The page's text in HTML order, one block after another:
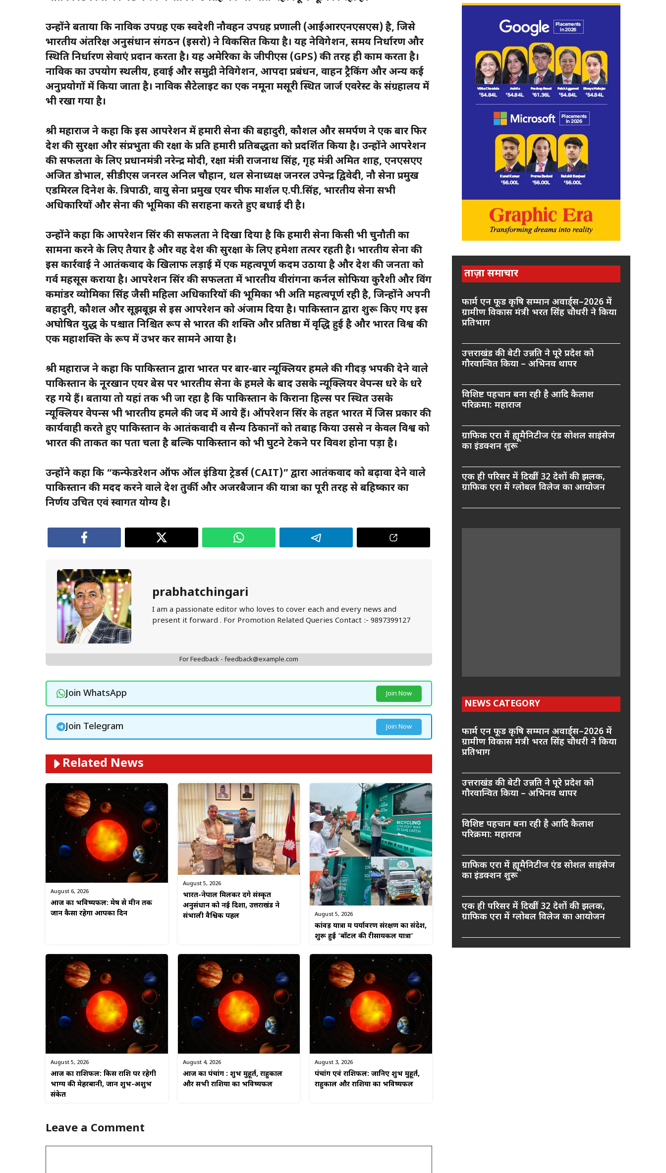
उन्होंने बताया कि नाविक उपग्रह एक स्वदेशी नौवहन उपग्रह प्रणाली (आईआरएनएसएस) है, जिसे
भारतीय अंतरिक्ष अनुसंधान संगठन (इसरो) ने विकसित किया है। यह नेविगेशन, समय निर्धारण और
स्थिति निर्धारण सेवाएं प्रदान करता है। यह अमेरिका के जीपीएस (GPS) की तरह ही काम करता है।
नाविक का उपयोग स्थलीय, हवाई और समुद्री नेविगेशन, आपदा प्रबंधन, वाहन ट्रैकिंग और अन्य कई
अनुप्रयोगों में किया जाता है। नाविक सैटेलाइट का एक नमूना मसूरी स्थित जार्ज एवरेस्ट के संग्रहालय में
भी रखा गया है।
श्री महाराज ने कहा कि इस आपरेशन में हमारी सेना की बहादुरी, कौशल और समर्पण ने एक बार फिर
देश की सुरक्षा और संप्रभुता की रक्षा के प्रति हमारी प्रतिबद्धता को प्रदर्शित किया है। उन्होंने आपरेशन
की सफलता के लिए प्रधानमंत्री नरेन्द्र मोदी, रक्षा मंत्री राजनाथ सिंह, गृह मंत्री अमित शाह, एनएसएए
अजित डोभाल, सीडीएस जनरल अनिल चौहान, थल सेनाध्यक्ष जनरल उपेन्द्र द्विवेदी, नौ सेना प्रमुख
एडमिरल दिनेश के. त्रिपाठी, वायु सेना प्रमुख एयर चीफ मार्शल ए.पी.सिंह, भारतीय सेना सभी
अधिकारियों और सेना की भूमिका की सराहना करते हुए बधाई दी है।
उन्होंने कहा कि आपरेशन सिंदूर की सफलता ने दिखा दिया है कि हमारी सेना किसी भी चुनौती का
सामना करने के लिए तैयार है और वह देश की सुरक्षा के लिए हमेशा तत्पर रहती है। भारतीय सेना की
इस कार्रवाई ने आतंकवाद के खिलाफ लड़ाई में एक महत्वपूर्ण कदम उठाया है और देश की जनता को
गर्व महसूस कराया है। आपरेशन सिंदूर की सफलता में भारतीय वीरांगना कर्नल सोफिया कुरैशी और विंग
कमांडर व्योमिका सिंह जैसी महिला अधिकारियों की भूमिका भी अति महत्वपूर्ण रही है, जिन्होंने अपनी
बहादुरी, कौशल और सूझबूझ से इस आपरेशन को अंजाम दिया है। पाकिस्तान द्वारा शुरू किए गए इस
अघोषित युद्ध के पश्चात निश्चित रूप से भारत की शक्ति और प्रतिष्ठा में वृद्धि हुई है और भारत विश्व की
एक महाशक्ति के रूप में उभर कर सामने आया है।
श्री महाराज ने कहा कि पाकिस्तान द्वारा भारत पर बार-बार न्यूक्लियर हमले की गीदड़ भपकी देने वाले
पाकिस्तान के नूरखान एयर बेस पर भारतीय सेना के हमले के बाद उसके न्यूक्लियर वेपन्स धरे के धरे
रह गये हैं। बताया तो यहां तक भी जा रहा है कि पाकिस्तान के किराना हिल्स पर स्थित उसके
न्यूक्लियर वेपन्स भी भारतीय हमले की जद में आये हैं। ऑपरेशन सिंदूर के तहत भारत में जिस प्रकार की
कार्यवाही करते हुए पाकिस्तान के आतंकवादी व सैन्य ठिकानों को तबाह किया उससे न केवल विश्व को
भारत की ताकत का पता चला है बल्कि पाकिस्तान को भी घुटने टेकने पर विवश होना पड़ा है।
उन्होंने कहा कि “कन्फेडरेशन ऑफ ऑल इंडिया ट्रेडर्स (CAIT)” द्वारा आतंकवाद को बढ़ावा देने वाले
पाकिस्तान की मदद करने वाले देश तुर्की और अजरबैजान की यात्रा का पूरी तरह से बहिष्कार का
निर्णय उचित एवं स्वागत योग्य है।
prabhatchingari
I am a passionate editor who loves to cover each and every news and
present it forward . For Promotion Related Queries Contact :- 9897399127
For Feedback - feedback@example.com
Join WhatsApp Join Now
Join Telegram Join Now
Related News
August 6, 2026
आज का भविष्यफल: मेष से मीन तक
जानें कैसा रहेगा आपका दिन
August 5, 2026
भारत-नेपाल मिलकर देंगे संस्कृत
अनुसंधान को नई दिशा, उत्तराखंड ने
संभाली वैश्विक पहल
August 5, 2026
कांवड़ यात्रा में पर्यावरण संरक्षण का संदेश,
शुरू हुई ‘बॉटल की रीसायकल यात्रा’
August 5, 2026
आज का राशिफल: किस राशि पर रहेगी
भाग्य की मेहरबानी, जानें शुभ-अशुभ
संकेत
August 4, 2026
आज का पंचांग : शुभ मुहूर्त, राहुकाल
और सभी राशियों का भविष्यफल
August 3, 2026
पंचांग एवं राशिफल: जानिए शुभ मुहूर्त,
राहुकाल और राशियों का भविष्यफल
Leave a Comment
ताज़ा समाचार
फार्म एन फूड कृषि सम्मान अवार्ड्स–2026 में
ग्रामीण विकास मंत्री भरत सिंह चौधरी ने किया
प्रतिभाग
उत्तराखंड की बेटी उन्नति ने पूरे प्रदेश को
गौरवान्वित किया – अभिनव थापर
विशिष्ट पहचान बना रही है आदि कैलाश
परिक्रमा: महाराज
ग्राफिक एरा में ह्यूमैनिटीज एंड सोशल साइंसेज
का इंडक्शन शुरू
एक ही परिसर में दिखीं 32 देशों की झलक,
ग्राफिक एरा में ग्लोबल विलेज का आयोजन
NEWS CATEGORY
फार्म एन फूड कृषि सम्मान अवार्ड्स–2026 में
ग्रामीण विकास मंत्री भरत सिंह चौधरी ने किया
प्रतिभाग
उत्तराखंड की बेटी उन्नति ने पूरे प्रदेश को
गौरवान्वित किया – अभिनव थापर
विशिष्ट पहचान बना रही है आदि कैलाश
परिक्रमा: महाराज
ग्राफिक एरा में ह्यूमैनिटीज एंड सोशल साइंसेज
का इंडक्शन शुरू
एक ही परिसर में दिखीं 32 देशों की झलक,
ग्राफिक एरा में ग्लोबल विलेज का आयोजन